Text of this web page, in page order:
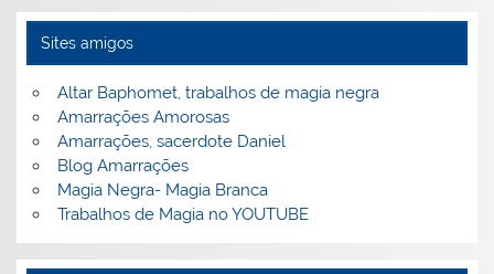
Sites amigos
Altar Baphomet, trabalhos de magia negra
Amarrações Amorosas
Amarrações, sacerdote Daniel
Blog Amarrações
Magia Negra- Magia Branca
Trabalhos de Magia no YOUTUBE